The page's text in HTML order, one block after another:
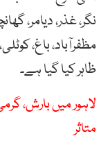
نگر، غذر، دیامر،
مظفرآباد، باغ،
ظاہر کیا گیا ہے۔
لاہور میں بارش،
متاثر